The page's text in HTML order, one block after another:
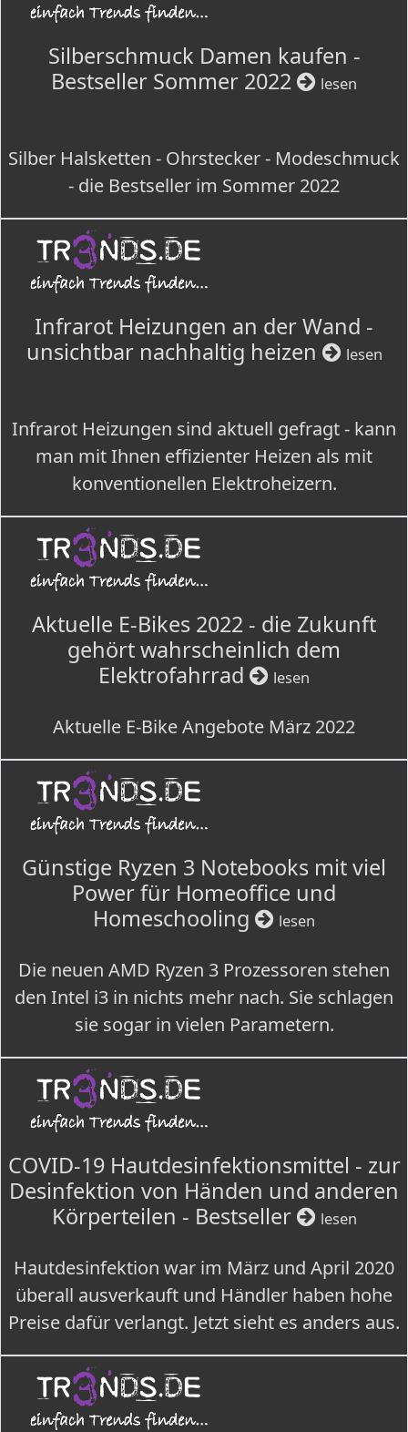
Silberschmuck Damen kaufen -
Bestseller Sommer 2022
lesen
Silber Halsketten - Ohrstecker - Modeschmuck
- die Bestseller im Sommer 2022
Infrarot Heizungen an der Wand -
unsichtbar nachhaltig heizen
lesen
Infrarot Heizungen sind aktuell gefragt - kann
man mit Ihnen effizienter Heizen als mit
konventionellen Elektroheizern.
Aktuelle E-Bikes 2022 - die Zukunft
gehört wahrscheinlich dem
Elektrofahrrad
lesen
Aktuelle E-Bike Angebote März 2022
Günstige Ryzen 3 Notebooks mit viel
Power für Homeoffice und
Homeschooling
lesen
Die neuen AMD Ryzen 3 Prozessoren stehen
den Intel i3 in nichts mehr nach. Sie schlagen
sie sogar in vielen Parametern.
COVID-19 Hautdesinfektionsmittel - zur
Desinfektion von Händen und anderen
Körperteilen - Bestseller
lesen
Hautdesinfektion war im März und April 2020
überall ausverkauft und Händler haben hohe
Preise dafür verlangt. Jetzt sieht es anders aus.